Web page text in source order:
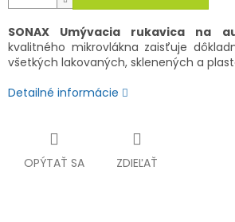
SONAX Umývacia rukavica na
kvalitného mikrovlákna zaisťuje
všetkých lakovaných, sklenených a
Detailné informácie
OPÝTAŤ SA ZDIEĽAŤ